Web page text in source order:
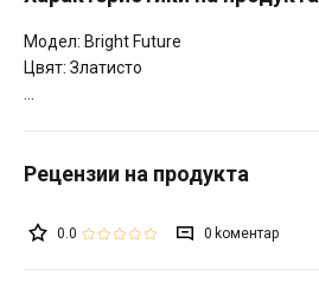
Модел: Bright Future
Цвят: Златисто
0.0 0